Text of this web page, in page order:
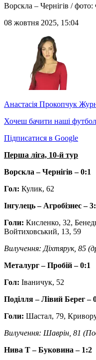
Ворскла – Чернігів /
08 жовтня 2025, 15:04
Анастасія Прокопчук
Хочеш бачити наші
Підписатися в Google
Перша ліга, 10-й тур
Ворскла – Чернігів – 0:1
Гол: Кулик, 62
Інгулець – Агробізнес –
Голи: Кисленко, 32,
Войтиховський, 13, 59
Вилучення: Діхтярук, 85
Металург – Пробій – 0:1
Гол: Іваничук, 52
Поділля – Лівий Берег –
Голи: Шастал, 79,
Вилучення: Шаврін, 81
Нива Т – Буковина – 1:2